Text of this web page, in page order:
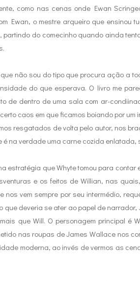
como nas cenas onde Ewan
Ewan, o mestre arqueiro que ensinou
partindo do comecinho quando ainda
não sou do tipo que procura ação a
do que esperava. O livro me
de dentro de uma sala com ar-
caos em que ficamos boiando por
resgatados de volta pelo autor, nos
é na verdade uma carne cozida enlatada,
estratégia que Whyte tomou para
e os feitos de Willian, nas
nos vem sempre por seu intermédio,
deveria se ater ao papel de narrador,
que Will. O personagem principal é
nas roupas de James Wallace nos
moderna, ao invés de vermos as